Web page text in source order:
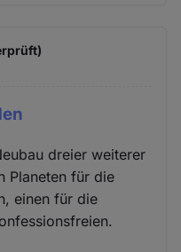
dreier weiterer
Planeten für die
einen für die